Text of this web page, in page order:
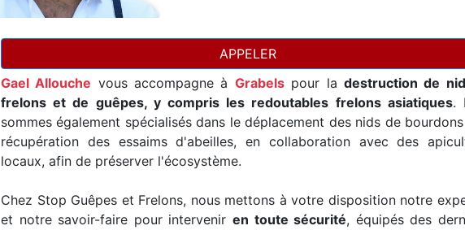
APPELER
Gael Allouche vous accompagne à Grabelspour la destruction de
frelons et de guêpes, y compris les redoutables frelons asiatiques.
sommes également spécialisés dans le déplacement des nids de
récupération des essaims d'abeilles, en collaboration avec des
locaux, afin de préserver l'écosystème.
Chez Stop Guêpes et Frelons, nous mettons à votre disposition notre
et notre savoir-faire pour intervenir en toute sécurité, équipés des